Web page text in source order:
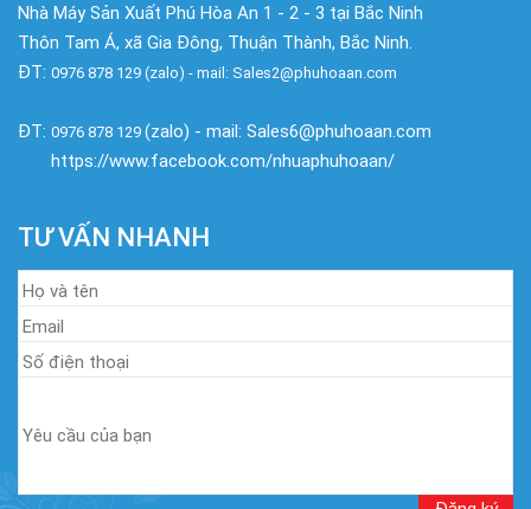
Nhà Máy Sản Xuất Phú Hòa An 1 - 2 - 3 tại Bắc Ninh
Thôn Tam Á, xã Gia Đông, Thuận Thành, Bắc Ninh.
ĐT: 0976 878 129 (zalo) - mail: Sales2@phuhoaan.com
ĐT: 0976 878 129 (zalo) - mail: Sales6@phuhoaan.com
https://www.facebook.com/nhuaphuhoaan/
TƯ VẤN NHANH